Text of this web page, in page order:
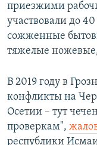
приезжими
участвовали до
сожженные
тяжелые
В 2019 году в
конфликты на
Осетии – тут
проверкам",
республики